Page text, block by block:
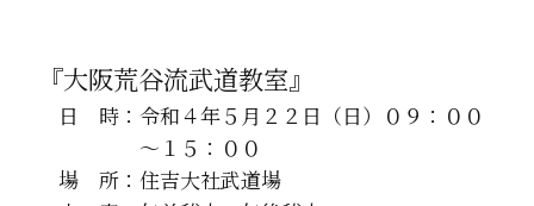
『大阪荒谷流武道教室』
日 時：令和４年５月２２日（日）０９：００
～１５：００
場 所：住吉大社武道場